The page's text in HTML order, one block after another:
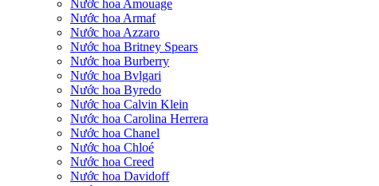
Nước hoa Amouage
Nước hoa Armaf
Nước hoa Azzaro
Nước hoa Britney Spears
Nước hoa Burberry
Nước hoa Bvlgari
Nước hoa Byredo
Nước hoa Calvin Klein
Nước hoa Carolina Herrera
Nước hoa Chanel
Nước hoa Chloé
Nước hoa Creed
Nước hoa Davidoff